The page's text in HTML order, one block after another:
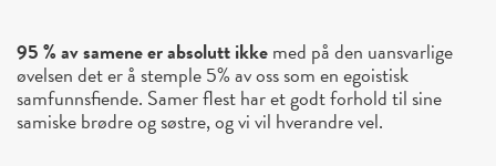
95 % av samene er absolutt ikkemed på den uansvarlige
øvelsen det er å stemple 5% av oss som en egoistisk
samfunnsfiende. Samer flest har et godt forhold til sine
samiske brødre og søstre, og vi vil hverandre vel.